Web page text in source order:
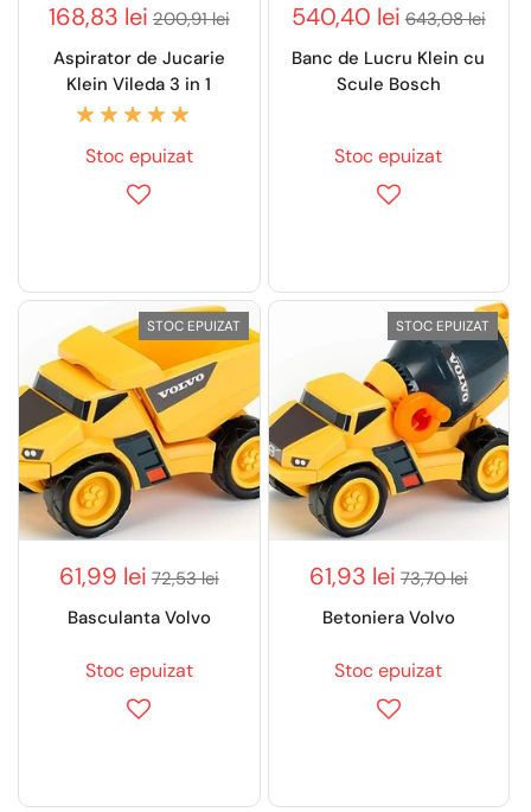
168,83 lei 200,91 lei
Aspirator de Jucarie
Klein Vileda 3 in 1
Stoc epuizat
540,40 lei 643,08 lei
Banc de Lucru Klein cu
Scule Bosch
Stoc epuizat
61,99 lei 72,53 lei
Basculanta Volvo
Stoc epuizat
STOC EPUIZAT
61,93 lei 73,70 lei
Betoniera Volvo
Stoc epuizat
STOC EPUIZAT